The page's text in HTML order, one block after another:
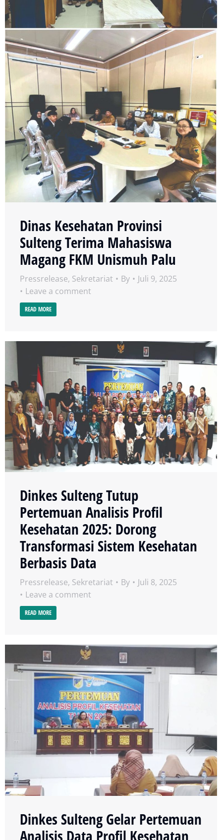
Dinas Kesehatan Provinsi
Sulteng Terima Mahasiswa
Magang FKM Unismuh Palu
Pressrelease, Sekretariat By
Juli 9, 2025
Leave a comment
READ MORE
Dinkes Sulteng Tutup
Pertemuan Analisis Profil
Kesehatan 2025: Dorong
Transformasi Sistem Kesehatan
Berbasis Data
Pressrelease, Sekretariat By
Juli 8, 2025
Leave a comment
READ MORE
Dinkes Sulteng Gelar Pertemuan
Analisis Data Profil Kesehatan